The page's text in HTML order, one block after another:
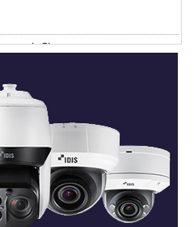
‘ডকুমেন্টারিটা দেখলে মনে হতে পারে
হয়েছে’
জুলাইয়ের অনুষ্ঠানে তথ্যচিত্র নিয়ে
মাত্র ছয় দিনেই ১ বিলিয়ন ডলার আয়
স্পাইডার-ম্যান: ব্র্যান্ড নিউ ডে